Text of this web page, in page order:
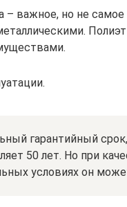
– важное, но не
гарантийный
50 лет. Но при
условиях он